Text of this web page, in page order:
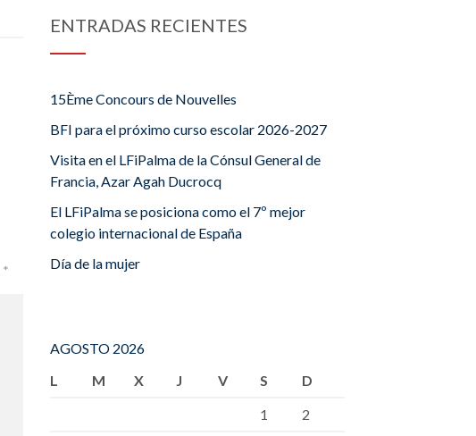
*
ENTRADAS RECIENTES
15Ème Concours de Nouvelles
BFI para el próximo curso escolar 2026-2027
Visita en el LFiPalma de la Cónsul General de
Francia, Azar Agah Ducrocq
El LFiPalma se posiciona como el 7º mejor
colegio internacional de España
Día de la mujer
AGOSTO 2026
L
M X J V S
D
1
2